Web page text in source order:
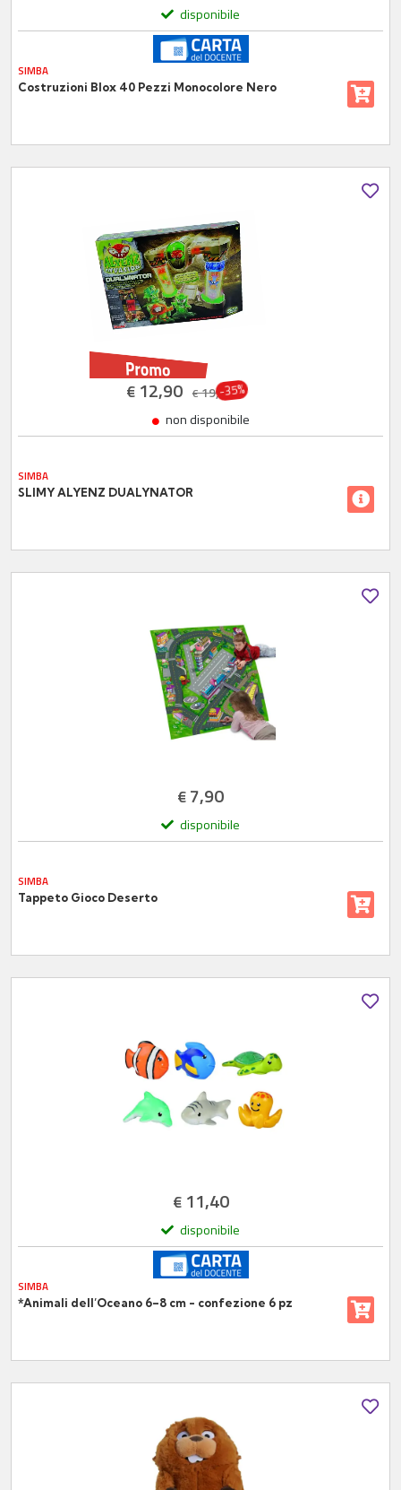
disponibile
SIMBA
Costruzioni Blox 40 Pezzi Monocolore Nero
€ 12,90 €19,90
non disponibile
SIMBA
SLIMY ALYENZ DUALYNATOR
€7,90
disponibile
SIMBA
Tappeto Gioco Deserto
€11,40
disponibile
SIMBA
*Animali dell’Oceano 6–8 cm - confezione 6 pz